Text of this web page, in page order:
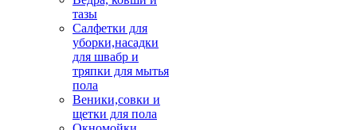
тазы
Салфетки для
уборки,насадки
для швабр и
тряпки для мытья
пола
Веники,совки и
щетки для пола